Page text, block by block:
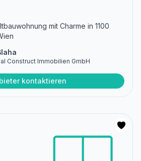
mit Charme in 1100
Construct Immobilien GmbH
kontaktieren